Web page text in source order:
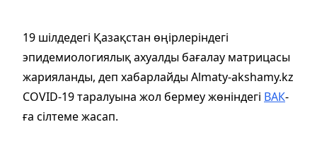
19 шілдедегі Қазақстан өңірлеріндегі
эпидемиологиялық ахуалды бағалау матрицасы
жарияланды, деп хабарлайды Almaty-akshamy.kz
COVID-19 таралуына жол бермеу жөніндегі ВАК-
ға сілтеме жасап.